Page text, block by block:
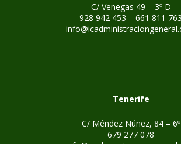
C/ Venegas 49 – 3º D
928 942 453 – 661 811 763
Tenerife
C/ Méndez Núñez, 84 – 6º
679 277 078